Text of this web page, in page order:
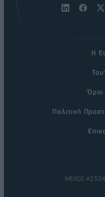
Η
Πολιτική
ΜΕΛΟΣ